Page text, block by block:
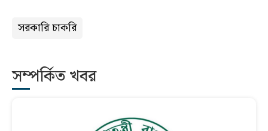
সরকারি চাকরি
সম্পর্কিত খবর